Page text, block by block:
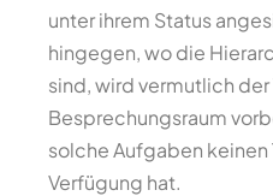
unter ihrem Status
hingegen, wo die
sind, wird vermutlich
Besprechungsraum
solche Aufgaben keinen
Verfügung hat.